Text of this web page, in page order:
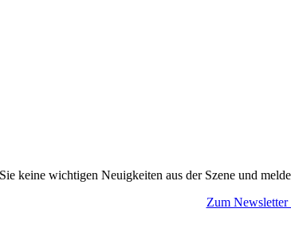
keine wichtigen Neuigkeiten aus der Szene und
Zum Newsletter